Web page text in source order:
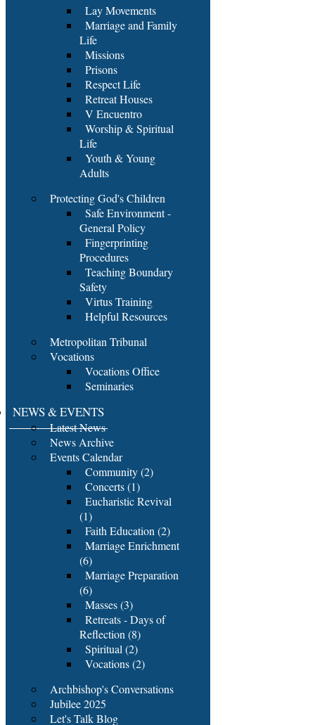
Lay Movements
Marriage and Family
Life
Missions
Prisons
Respect Life
Retreat Houses
V Encuentro
Worship & Spiritual
Life
Youth & Young
Adults
Protecting God's Children
Safe Environment -
General Policy
Fingerprinting
Procedures
Teaching Boundary
Safety
Virtus Training
Helpful Resources
Metropolitan Tribunal
Vocations
Vocations Office
Seminaries
NEWS & EVENTS
Latest News
News Archive
Events Calendar
Community (2)
Concerts (1)
Eucharistic Revival
(1)
Faith Education (2)
Marriage Enrichment
(6)
Marriage Preparation
(6)
Masses (3)
Retreats - Days of
Reflection (8)
Spiritual (2)
Vocations (2)
Archbishop's Conversations
Jubilee 2025
Let's Talk Blog